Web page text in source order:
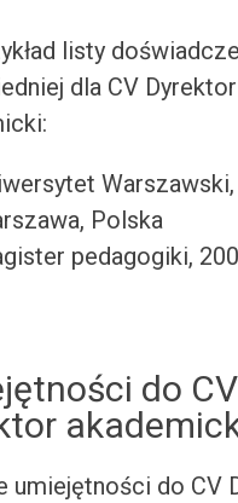
listy
dla CV Dyrektor
Warszawski,
Polska
pedagogiki,
do CV
umiejętności do CV